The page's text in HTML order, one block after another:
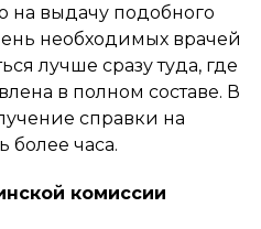
на выдачу подобного
необходимых врачей
лучше сразу туда, где
в полном составе. В
справки на
более часа.
комиссии